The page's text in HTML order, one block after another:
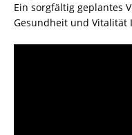
Ein sorgfältig geplantes
Gesundheit und Vitalität